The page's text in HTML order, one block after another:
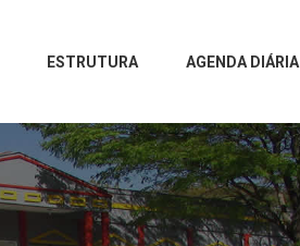
ESTRUTURA AGENDA DIÁRIA